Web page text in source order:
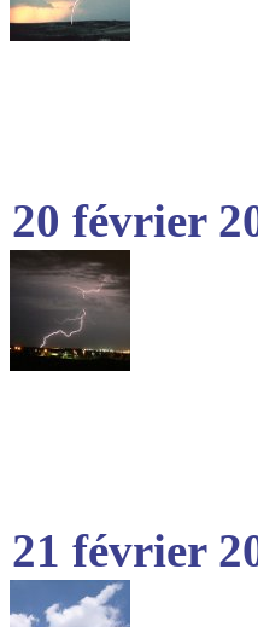
20 février
21 février